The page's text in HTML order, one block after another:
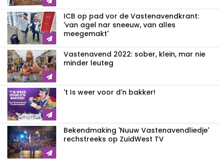
ICB op pad vor de Vastenavendkrant:
'van agel nar sneeuw, van alles
meegemakt'
Vastenavend 2022: sober, klein, mar nie
minder leuteg
't Is weer voor d'n bakker!
Bekendmaking 'Nuuw Vastenavendliedje'
rechstreeks op ZuidWest TV